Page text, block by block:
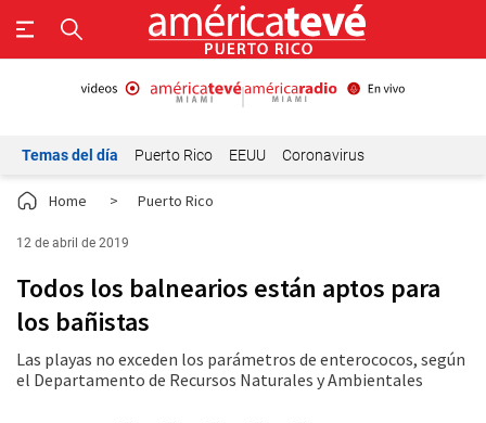
Temas del día Puerto Rico EEUU Coronavirus
Home > Puerto Rico
12 de abril de 2019
Todos los balnearios están aptos para
los bañistas
Las playas no exceden los parámetros de enterococos, según
el Departamento de Recursos Naturales y Ambientales